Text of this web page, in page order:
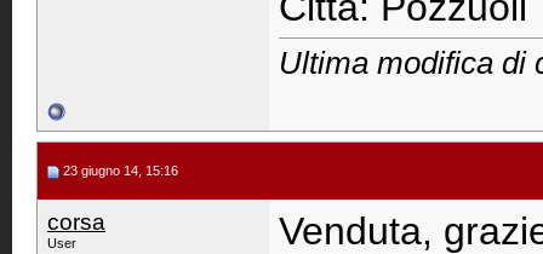
Ultima modifica di
23 giugno 14, 15:16
corsa
User
Venduta,